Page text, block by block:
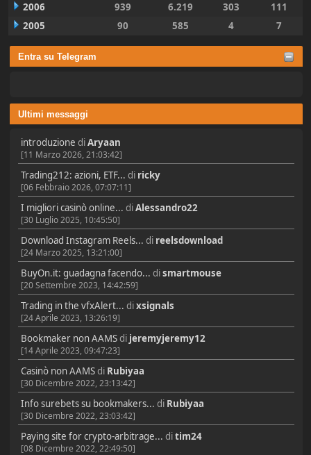
Entra su Telegram
Ultimi messaggi
introduzione diAryaan
[11 Marzo 2026, 21:03:42]
Trading212: azioni, ETF... di ricky
[06 Febbraio 2026, 07:07:11]
I migliori casinò online... diAlessandro22
[30 Luglio 2025, 10:45:50]
Download Instagram Reels... di reelsdownload
[24 Marzo 2025, 13:21:00]
BuyOn.it: guadagna facendo... dismartmouse
[20 Settembre 2023, 14:42:59]
Trading in the vfxAlert... dixsignals
[24 Aprile 2023, 13:26:19]
Bookmaker non AAMSdi jeremyjeremy12
[14 Aprile 2023, 09:47:23]
Casinò non AAMSdi Rubiyaa
[30 Dicembre 2022, 23:13:42]
Info surebets su bookmakers... di Rubiyaa
[30 Dicembre 2022, 23:03:42]
Paying site for crypto-arbitrage... ditim24
[08 Dicembre 2022, 22:49:50]
2006
939 6.219 303
111
2005
90 585 4 7